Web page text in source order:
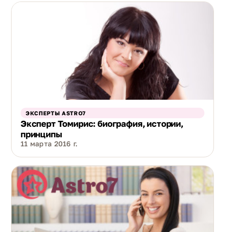
ЭКСПЕРТЫ ASTRO7
Эксперт Томирис: биография, истории,
принципы
11 марта 2016 г.